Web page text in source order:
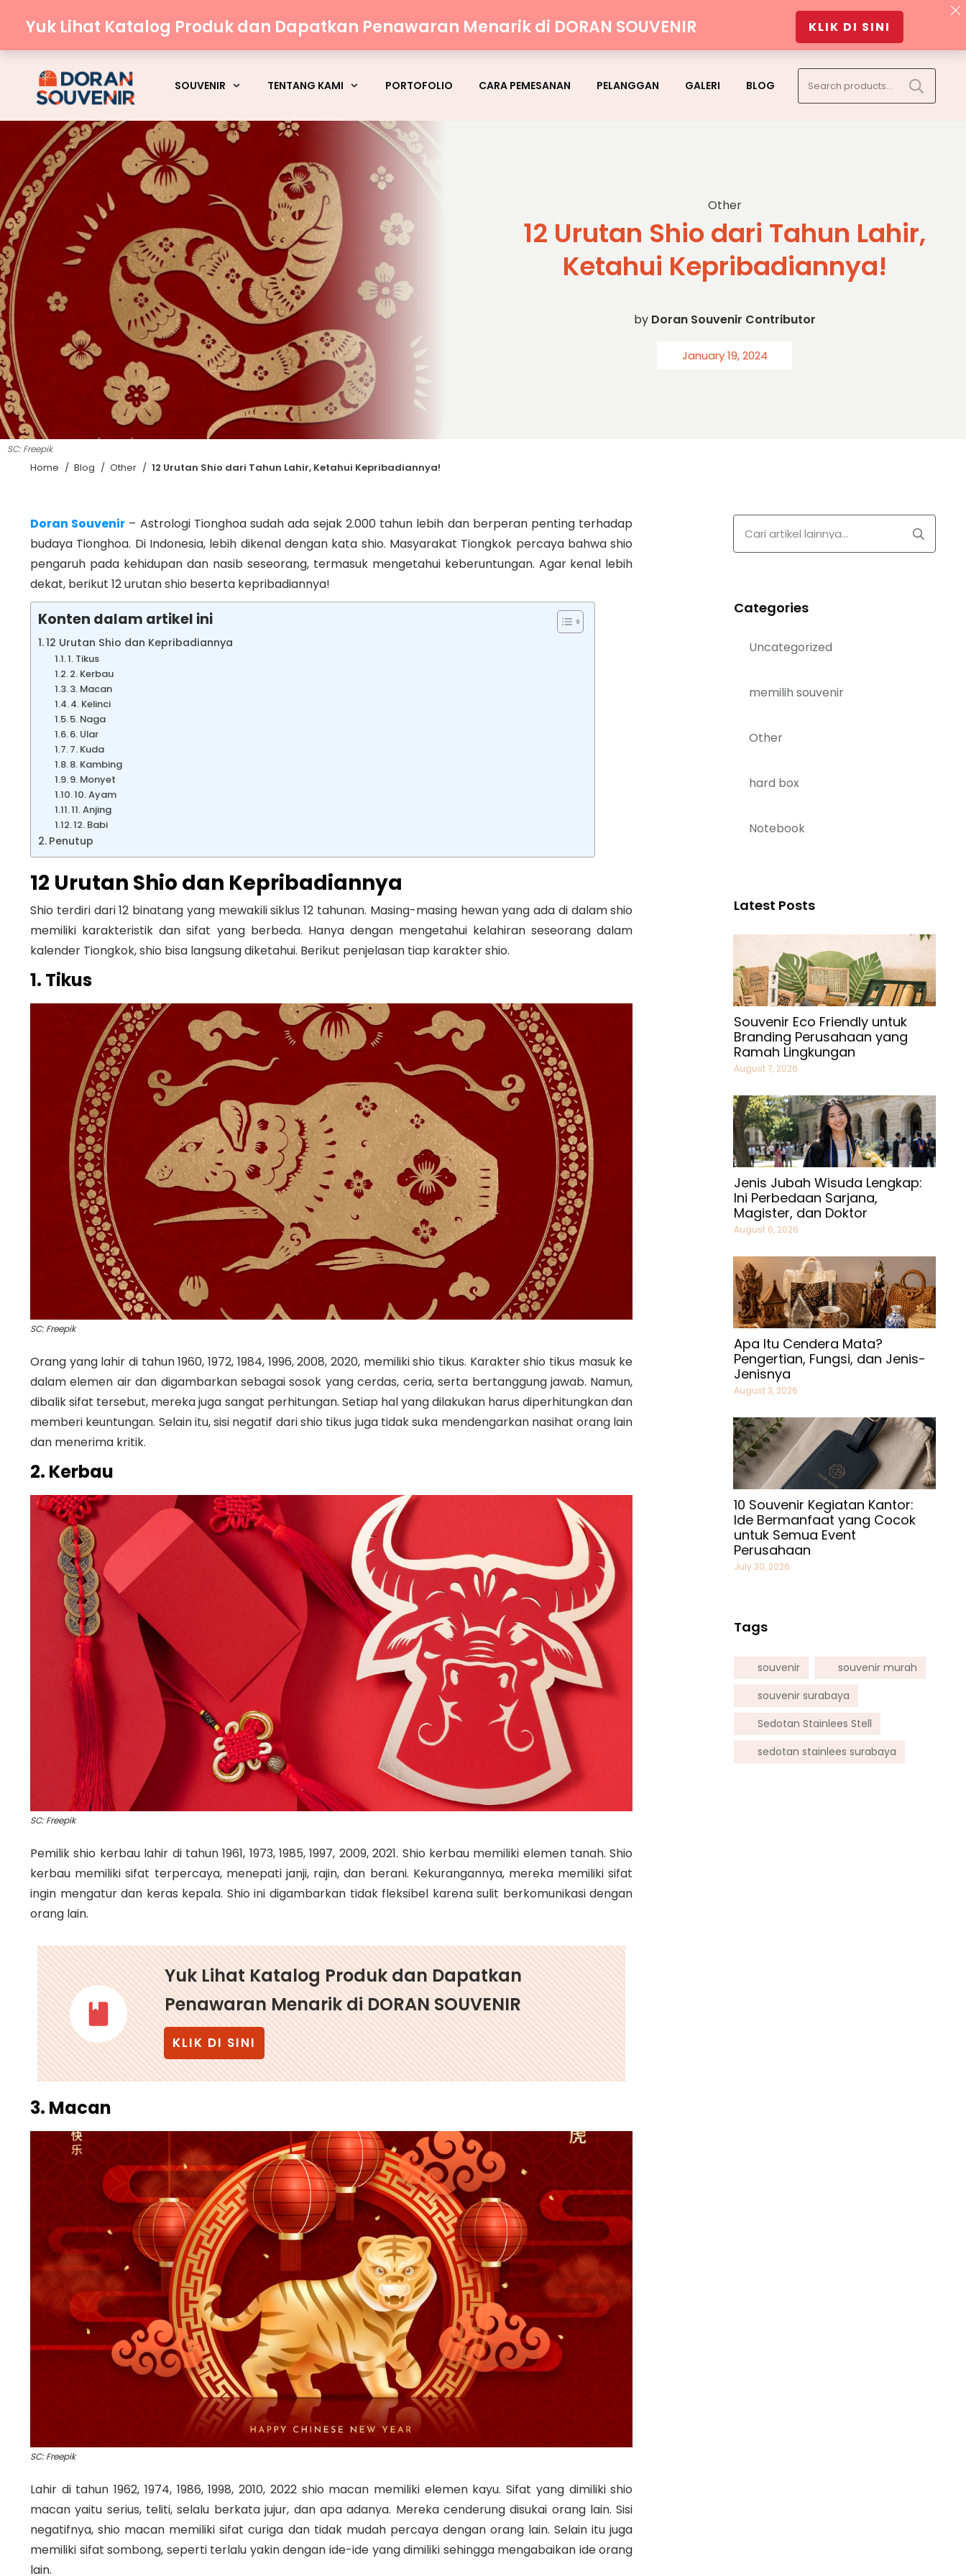
SOUVENIR TENTANG KAMI PORTOFOLIO CARA PEMESANAN PELANGGAN GALERI BLOG
for:
SC: Freepik
Other
12 Urutan Shio dari Tahun Lahir,
Ketahui Kepribadiannya!
by Doran Souvenir Contributor
January 19, 2024
Home / Blog / Other / 12 Urutan Shio dari Tahun Lahir, Ketahui Kepribadiannya!
Doran Souvenir – Astrologi Tionghoa sudah ada sejak 2.000 tahun lebih dan berperan penting terhadap
budaya Tionghoa. Di Indonesia, lebih dikenal dengan kata shio. Masyarakat Tiongkok percaya bahwa shio
pengaruh pada kehidupan dan nasib seseorang, termasuk mengetahui keberuntungan. Agar kenal lebih
dekat, berikut 12 urutan shio beserta kepribadiannya!
Konten dalam artikel ini
12 Urutan Shio dan Kepribadiannya
1. Tikus
2. Kerbau
3. Macan
4. Kelinci
5. Naga
6. Ular
7. Kuda
8. Kambing
9. Monyet
10. Ayam
11. Anjing
12. Babi
Penutup
12 Urutan Shio dan Kepribadiannya
Shio terdiri dari 12 binatang yang mewakili siklus 12 tahunan. Masing-masing hewan yang ada di dalam shio
memiliki karakteristik dan sifat yang berbeda. Hanya dengan mengetahui kelahiran seseorang dalam
kalender Tiongkok, shio bisa langsung diketahui. Berikut penjelasan tiap karakter shio.
1. Tikus
SC: Freepik
Orang yang lahir di tahun 1960, 1972, 1984, 1996, 2008, 2020, memiliki shio tikus. Karakter shio tikus masuk ke
dalam elemen air dan digambarkan sebagai sosok yang cerdas, ceria, serta bertanggung jawab. Namun,
dibalik sifat tersebut, mereka juga sangat perhitungan. Setiap hal yang dilakukan harus diperhitungkan dan
memberi keuntungan. Selain itu, sisi negatif dari shio tikus juga tidak suka mendengarkan nasihat orang lain
dan menerima kritik.
2. Kerbau
SC: Freepik
Pemilik shio kerbau lahir di tahun 1961, 1973, 1985, 1997, 2009, 2021. Shio kerbau memiliki elemen tanah. Shio
kerbau memiliki sifat terpercaya, menepati janji, rajin, dan berani. Kekurangannya, mereka memiliki sifat
ingin mengatur dan keras kepala. Shio ini digambarkan tidak fleksibel karena sulit berkomunikasi dengan
orang lain.
Yuk Lihat Katalog Produk dan Dapatkan
Penawaran Menarik di DORAN SOUVENIR
KLIK DI SINI
3. Macan
SC: Freepik
Lahir di tahun 1962, 1974, 1986, 1998, 2010, 2022 shio macan memiliki elemen kayu. Sifat yang dimiliki shio
macan yaitu serius, teliti, selalu berkata jujur, dan apa adanya. Mereka cenderung disukai orang lain. Sisi
negatifnya, shio macan memiliki sifat curiga dan tidak mudah percaya dengan orang lain. Selain itu juga
memiliki sifat sombong, seperti terlalu yakin dengan ide-ide yang dimiliki sehingga mengabaikan ide orang
lain.
Categories
Uncategorized
memilih souvenir
Other
hard box
Notebook
Latest Posts
Souvenir Eco Friendly untuk
Branding Perusahaan yang
Ramah Lingkungan
August 7, 2026
Jenis Jubah Wisuda Lengkap:
Ini Perbedaan Sarjana,
Magister, dan Doktor
August 6, 2026
Apa Itu Cendera Mata?
Pengertian, Fungsi, dan Jenis-
Jenisnya
August 3, 2026
10 Souvenir Kegiatan Kantor:
Ide Bermanfaat yang Cocok
untuk Semua Event
Perusahaan
July 30, 2026
Tags
souvenir
souvenir murah
souvenir surabaya
Sedotan Stainlees Stell
sedotan stainlees surabaya
Yuk Lihat Katalog Produk dan Dapatkan Penawaran Menarik di DORAN SOUVENIR KLIK DI SINI